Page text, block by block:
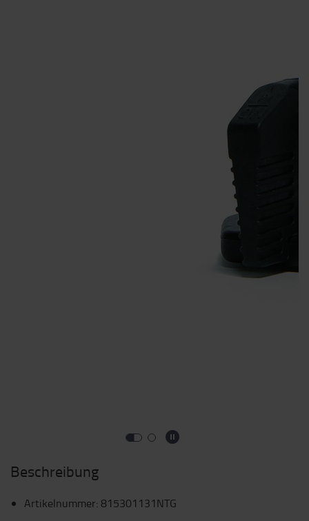
Beschreibung
Artikelnummer: 815301131NTG